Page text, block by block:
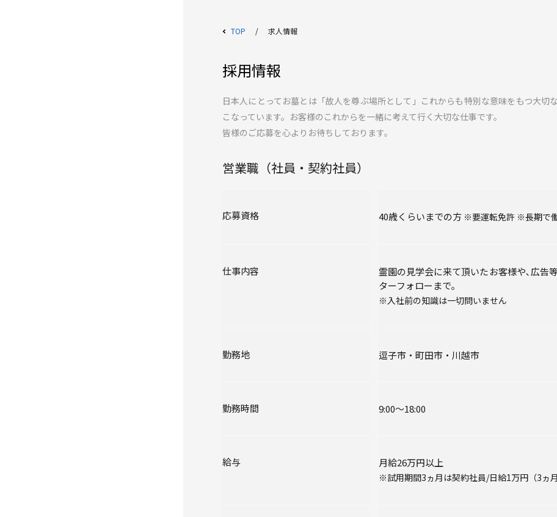
TOP 求人情報
採用情報
日本人にとってお墓とは「故人を尊ぶ場所として」これからも特別な意味をもつ大
こなっています。お客様のこれからを一緒に考えて行く大切な仕事です。
皆様のご応募を心よりお待ちしております。
営業職（社員・契約社員）
応募資格 40歳くらいまでの方 要運転免許 長期で
仕事内容
霊園の見学会に来て頂いたお客様や､広告
ターフォローまで｡
入社前の知識は一切問いません
勤務地 逗子市・町田市・川越市
勤務時間 9:00〜18:00
給与 月給26万円以上
試用期間3ヵ月は契約社員/日給1万円（3ヵ